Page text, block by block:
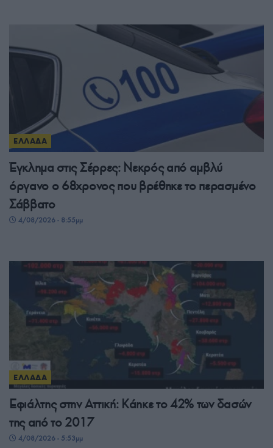
ΕΛΛΑΔΑ
Έγκλημα στις Σέρρες: Νεκρός από αμβλύ
όργανο ο 68χρονος που βρέθηκε το περασμένο
Σάββατο
4/08/2026 - 8:55μμ
ΕΛΛΑΔΑ
Εφιάλτης στην Αττική: Κάηκε το 42% των δασών
της από το 2017
4/08/2026 - 5:53μμ